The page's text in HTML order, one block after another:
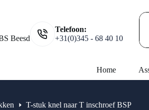
Beesd
Telefoon:
+31(0)345 - 68 40 10
Home
T-stuk knel naar T inschroef BSP